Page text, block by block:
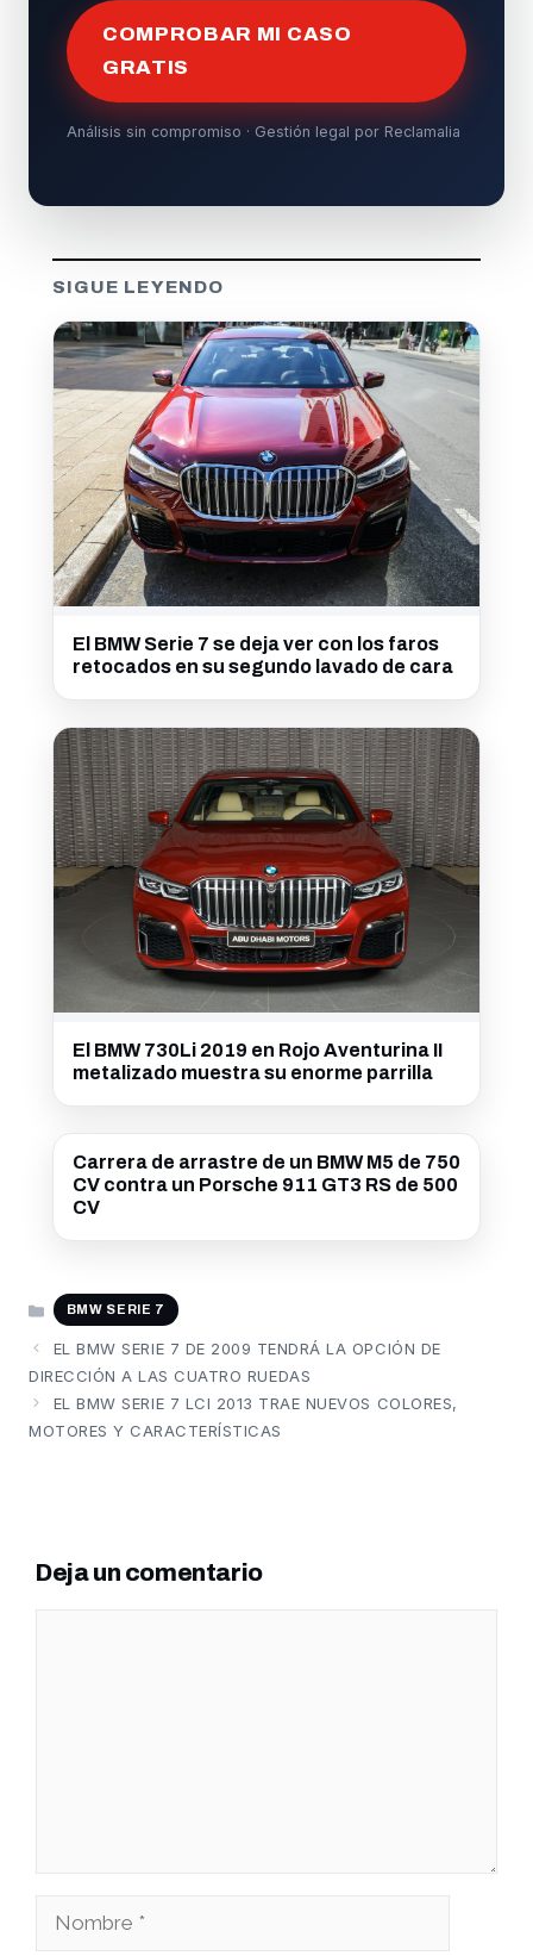
COMPROBAR MI CASO
GRATIS
Análisis sin compromiso · Gestión legal por Reclamalia
SIGUE LEYENDO
El BMW Serie 7 se deja ver con los faros
retocados en su segundo lavado de cara
El BMW 730Li 2019 en Rojo Aventurina II
metalizado muestra su enorme parrilla
Carrera de arrastre de un BMW M5 de 750
CV contra un Porsche 911 GT3 RS de 500
CV
CATEGORÍAS
BMW SERIE 7
EL BMW SERIE 7 DE 2009 TENDRÁ LA OPCIÓN DE
DIRECCIÓN A LAS CUATRO RUEDAS
EL BMW SERIE 7 LCI 2013 TRAE NUEVOS COLORES,
MOTORES Y CARACTERÍSTICAS
Deja un comentario
Nombre